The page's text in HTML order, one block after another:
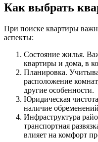
Как выбрать
При поиске квартиры
аспекты:
Состояние жилья.
квартиры и дома, в
Планировка.
расположение
другие особенности.
Юридическая
наличие
Инфраструктура
транспортная
влияет на комфорт